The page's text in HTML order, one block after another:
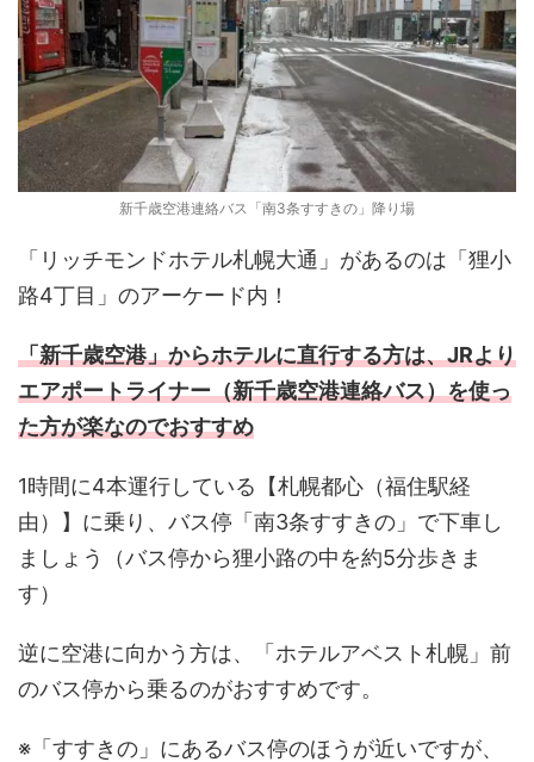
新千歳空港連絡バス「南3条すすきの」降り場
「リッチモンドホテル札幌大通」があるのは「狸小
路4丁目」のアーケード内！
「新千歳空港」からホテルに直行する方は、JRより
エアポートライナー（新千歳空港連絡バス）を使っ
た方が楽なのでおすすめ
1時間に4本運行している【札幌都心（福住駅経
由）】に乗り、バス停「南3条すすきの」で下車し
ましょう（バス停から狸小路の中を約5分歩きま
す）
逆に空港に向かう方は、「ホテルアベスト札幌」前
のバス停から乗るのがおすすめです。
※「すすきの」にあるバス停のほうが近いですが、